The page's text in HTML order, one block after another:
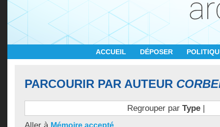
ACCUEIL DÉPOSER
PARCOURIR PAR AUTEUR
Regrouper par Type|
Aller à Mémoire accepté